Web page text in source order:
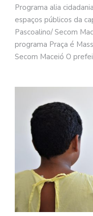
Programa alia
espaços públicos da
Pascoalino/ Secom
programa Praça é
Secom Maceió O